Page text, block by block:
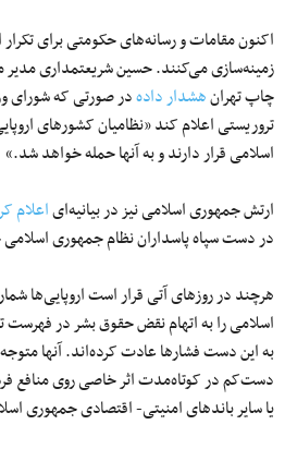
اکنون مقامات و رسانه‌های حکومتی برای
زمینه‌سازی می‌کنند. حسین شریعتمداری مدیر
چاپ تهرانهشدار دادهدر صورتی که شورای
تروریستی اعلام کند «نظامیان کشورهای
اسلامی قرار دارند و به آنها حمله خواهد شد.»
ارتش جمهوری اسلامی نیز در بیانیه‌ایاعلام
در دست سپاه پاسداران نظام جمهوری
هرچند در روزهای آتی قرار است اروپایی‌ها
اسلامی را به اتهام نقض حقوق بشر در فهرست
به این دست فشارها عادت کرده‌اند. آنها
دست‌کم در کوتاه‌مدت اثر خاصی روی منافع
یا سایر باندهای امنیتی- اقتصادی جمهوری